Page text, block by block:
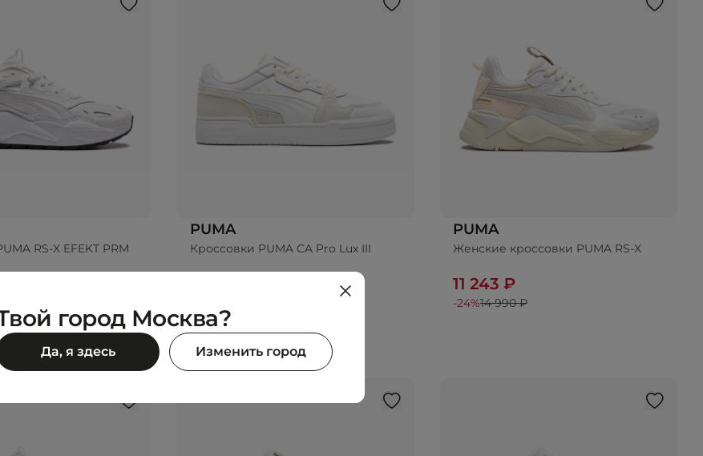
RS-X EFEKT PRM
PUMA
Кроссовки PUMA CA Pro Lux III
PUMA
Женские кроссовки PUMA RS-X
11 243 ₽
-24%14 990 ₽
город Москва?
Да, я здесь Изменить город